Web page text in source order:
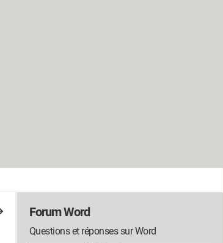
Forum Word
Questions et réponses sur Word